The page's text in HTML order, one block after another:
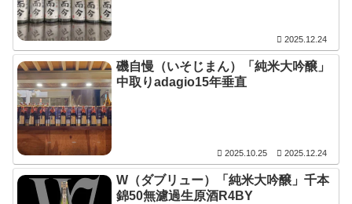
2025.12.24
磯自慢（いそじまん）「純米大吟醸」
中取りadagio15年垂直
2025.10.25 2025.12.24
W（ダブリュー）「純米大吟醸」千本
錦50無濾過生原酒R4BY